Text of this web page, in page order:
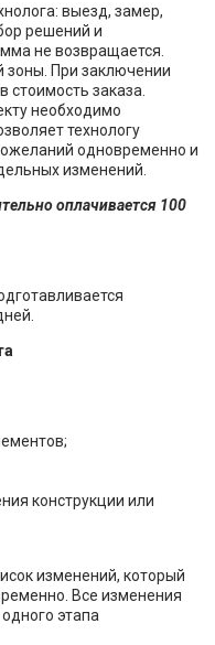
выезд, замер,
решений и
не возвращается.
зоны. При заключении
стоимость заказа.
необходимо
технологу
одновременно и
изменений.
оплачивается 100
конструкции или
изменений, который
Все изменения
этапа